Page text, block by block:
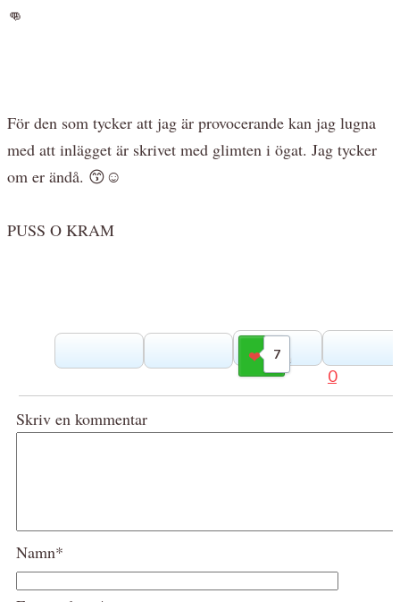
👊
För den som tycker att jag är provocerande kan jag lugna
med att inlägget är skrivet med glimten i ögat. Jag tycker
om er ändå. 😙☺
PUSS O KRAM
7
Gilla
0
Skriv en kommentar
Namn*